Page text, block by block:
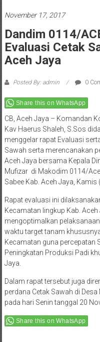
November 17, 2017
Dandim 0114/
Evaluasi Cetak
Aceh Jaya
Posted By: admin 0
Share this on WhatsApp
CB, Aceh Jaya – Komandan
Kav Haerus Shaleh, S.Sos
menggelar rapat Evaluasi
Sawah serta merencanakan
Aceh Jaya bersama Kepala
Mufizar di Makodim 0114/
Sabee Kab. Aceh Jaya,
Rapat evaluasi ini
Kecamatan lingkup Kab.
mengoptimalkan
waktu target tanam
Kecamatan guna percepatan
Peningkatan Produksi Padi
Jaya.
Dalam rapat tersebut juga
perdana Cetak Sawah di
pada hari Senin tanggal 20
Share this on WhatsApp